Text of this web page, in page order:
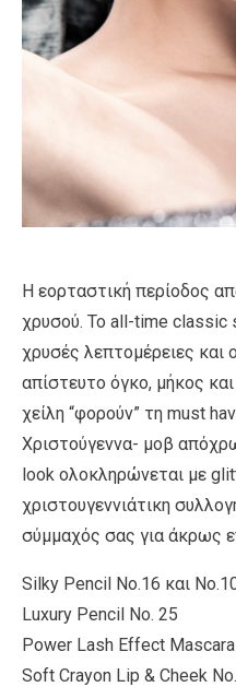
Η εορταστική περίοδος
χρυσού. Το all-time classic
χρυσές λεπτομέρειες και
απίστευτο όγκο, μήκος
χείλη “φορούν” τη must
Χριστούγεννα- μοβ
look ολοκληρώνεται με
χριστουγεννιάτικη
σύμμαχός σας για άκρως
Silky Pencil No.16 και
Luxury Pencil No. 25
Power Lash Effect Mascara
Soft Crayon Lip & Cheek